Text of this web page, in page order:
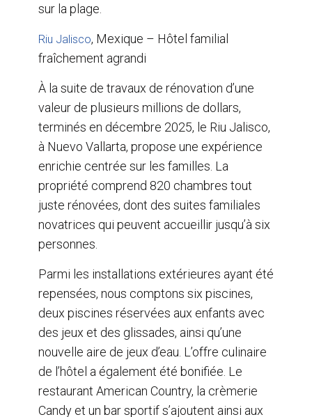
sur la plage.
Riu Jalisco, Mexique – Hôtel familial
fraîchement agrandi
À la suite de travaux de rénovation d’une
valeur de plusieurs millions de dollars,
terminés en décembre 2025, le Riu Jalisco,
à Nuevo Vallarta, propose une expérience
enrichie centrée sur les familles. La
propriété comprend 820 chambres tout
juste rénovées, dont des suites familiales
novatrices qui peuvent accueillir jusqu’à six
personnes.
Parmi les installations extérieures ayant été
repensées, nous comptons six piscines,
deux piscines réservées aux enfants avec
des jeux et des glissades, ainsi qu’une
nouvelle aire de jeux d’eau. L’offre culinaire
de l’hôtel a également été bonifiée. Le
restaurant American Country, la crèmerie
Candy et un bar sportif s’ajoutent ainsi aux